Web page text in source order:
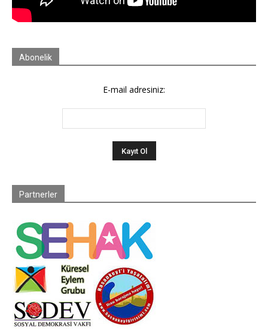
Abonelik
E-mail adresiniz:
Partnerler